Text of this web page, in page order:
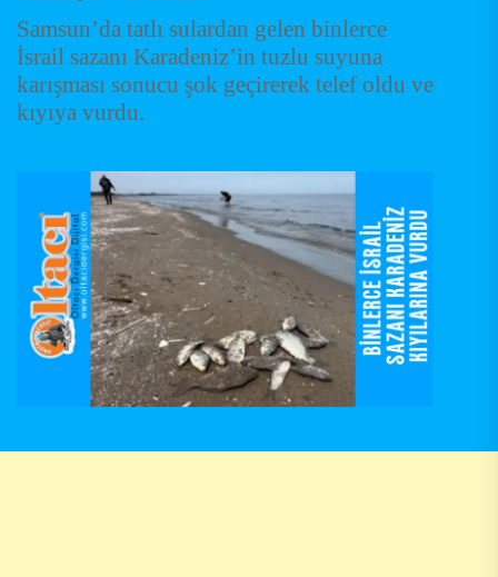
Samsun’da tatlı sulardan gelen binlerce
İsrail sazanı Karadeniz’in tuzlu suyuna
karışması sonucu şok geçirerek telef oldu ve
kıyıya vurdu.